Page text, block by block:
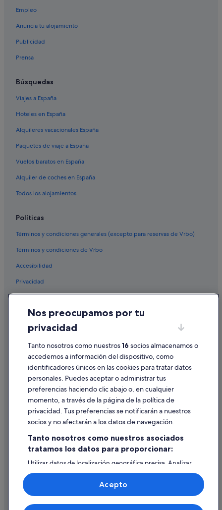
Sigüeiro hoteles
Paradores hoteles en Oroso
Hoteles con spa en Cerceda
Cerceda hoteles
Condominios en O Mesón Do Vento
Albergues en Órdenes
Apartamentos en O Mesón Do Vento
Casas rurales en O Mesón Do Vento
Casas privadas de vacaciones en Ordes
Apartamentos en Órdenes
Bruma hoteles
Hoteles de 5 estrellas en Cerceda
Hoteles de 3 estrellas en Oroso
Hoteles de 4 estrellas en Cerceda
Villas en Ordes
Pensiones en O Mesón Do Vento
Hoteles con wifi en Oroso
Chalets en Ordes
Condominios en Ordes
Albergues en O Mesón Do Vento
Hoteles de 5 estrellas en Sigüeiro
Cabañas en Ordes
Sercotel Hotels en Ordes
Numide hoteles
A Baiuca hoteles
Casas rurales en Bruma
Cabañas en O Mesón Do Vento
Hoteles cerca de Parque acuático Aquapark Cerceda
Órdenes hoteles
Empleo
Anuncia tu alojamiento
Publicidad
Prensa
Búsquedas
Viajes a España
Hoteles en España
Alquileres vacacionales España
Paquetes de viaje a España
Vuelos baratos en España
Alquiler de coches en España
Todos los alojamientos
Políticas
Términos y condiciones generales (excepto para reservas de Vrbo)
Términos y condiciones de Vrbo
Accesibilidad
Privacidad
Condiciones de uso
Información legal/contacto
Pautas sobre el contenido y cómo denunciar contenido
Ayuda
Cancelar un vuelo
Cancelar una reserva de hotel o de un alquiler vacacional
Plazos de reembolso
Utilizar un cupón de Expedia
Documentos para viajes internacionales
Nos preocupamos por tu
privacidad
Tanto nosotros como nuestros16 socios almacenamos o
accedemos a información del dispositivo, como
identificadores únicos en las cookies para tratar datos
personales. Puedes aceptar o administrar tus
preferencias haciendo clic abajo o, en cualquier
momento, a través de la página de la política de
privacidad. Tus preferencias se notificarán a nuestros
socios y no afectarán a los datos de navegación.
Tanto nosotros como nuestros asociados
tratamos los datos para proporcionar:
Utilizar datos de localización geográfica precisa. Analizar
activamente las características del dispositivo para su
identificación. Almacenar la información en un dispositivo
y/o acceder a ella. Publicidad y contenido personalizados,
medición de publicidad y contenido, investigación de
audiencia y desarrollo de servicios.
Acepto